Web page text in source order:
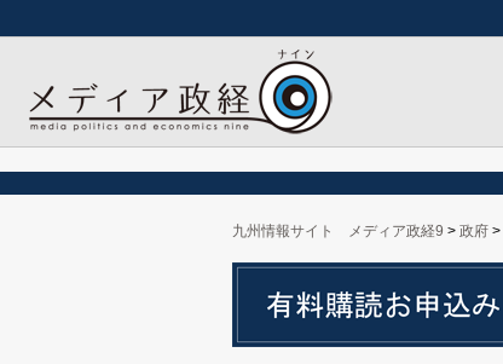
九州情報サイト メディア政経9 > 政府 >